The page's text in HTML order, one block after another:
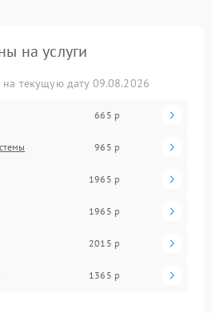
на услуги
текущую дату 09.08.2026
665 р
965 р
1965 р
1965 р
2015 р
1365 р